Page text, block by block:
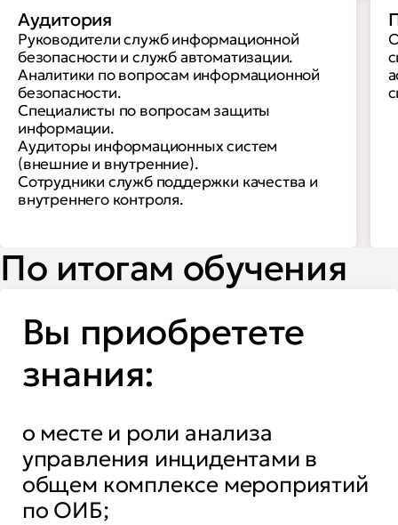
Аудитория
Руководители служб информационной
безопасности и служб автоматизации.
Аналитики по вопросам информационной
безопасности.
Специалисты по вопросам защиты
информации.
Аудиторы информационных систем
(внешние и внутренние).
Сотрудники служб поддержки качества и
внутреннего контроля.
По итогам обучения
Вы приобретете
знания:
о месте и роли анализа
управления инцидентами в
общем комплексе мероприятий
по ОИБ;